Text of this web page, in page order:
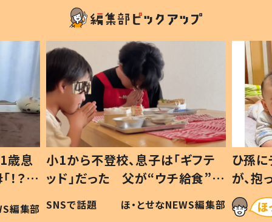
歳息
？」
編集部
小1から不登校、息子は「ギフテ
ッド」だった 父が“ウチ給食”を
作り続ける理由とは #令和の親
#令和の子
SNSで話題 ほ・とせなNEWS編集部
ひ孫
が、
「涙が
い」